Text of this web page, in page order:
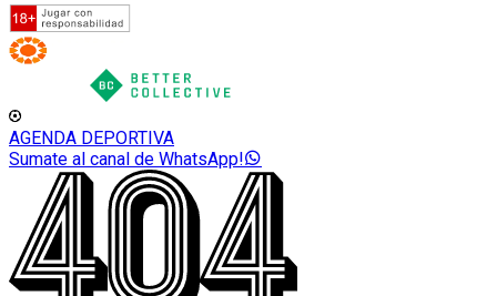
AGENDA DEPORTIVA
Sumate al canal de WhatsApp!